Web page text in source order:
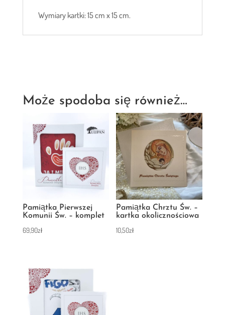
Wymiary kartki: 15 cm x 15 cm.
Może spodoba się również…
Pamiątka Pierwszej
Komunii Św. – komplet
69,90zł
Pamiątka Chrztu Św. –
kartka okolicznościowa
10,50zł